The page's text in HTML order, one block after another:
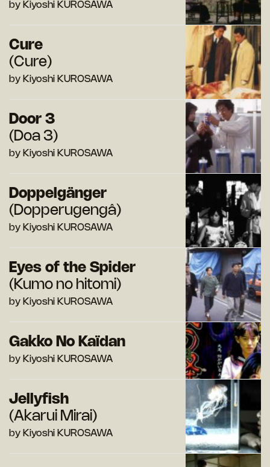
by Kiyoshi KUROSAWA
Cure
(Cure)
by Kiyoshi KUROSAWA
Door 3
(Doa 3)
by Kiyoshi KUROSAWA
Doppelgänger
(Dopperugengâ)
by Kiyoshi KUROSAWA
Eyes of the Spider
(Kumo no hitomi)
by Kiyoshi KUROSAWA
Gakko No Kaïdan
by Kiyoshi KUROSAWA
Jellyfish
(Akarui Mirai)
by Kiyoshi KUROSAWA